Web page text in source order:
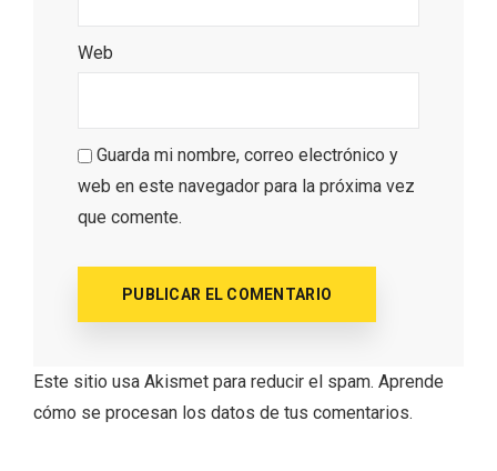
Web
Guarda mi nombre, correo electrónico y
web en este navegador para la próxima vez
que comente.
Este sitio usa Akismet para reducir el spam. Aprende
cómo se procesan los datos de tus comentarios.
Porrón de Citas de 2026 en Moradillo de